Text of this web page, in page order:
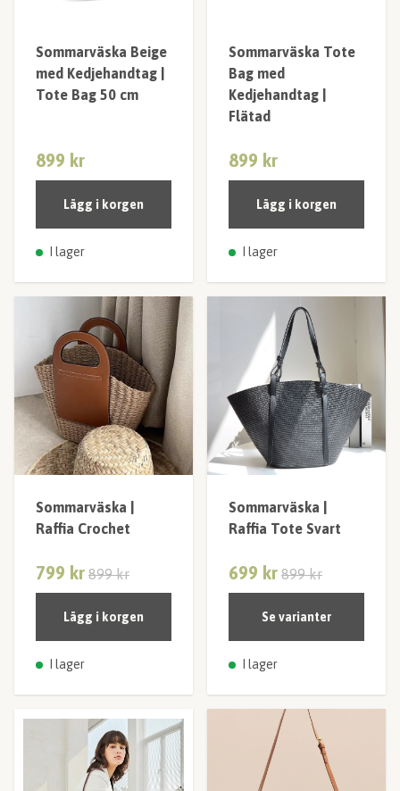
Sommarväska Beige
med Kedjehandtag |
Tote Bag 50 cm
899 kr
Lägg i korgen
I lager
Sommarväska Tote
Bag med
Kedjehandtag |
Flätad
899 kr
Lägg i korgen
I lager
Sommarväska |
Raffia Crochet
799 kr 899 kr
Lägg i korgen
I lager
Sommarväska |
Raffia Tote Svart
699 kr 899 kr
Se varianter
I lager